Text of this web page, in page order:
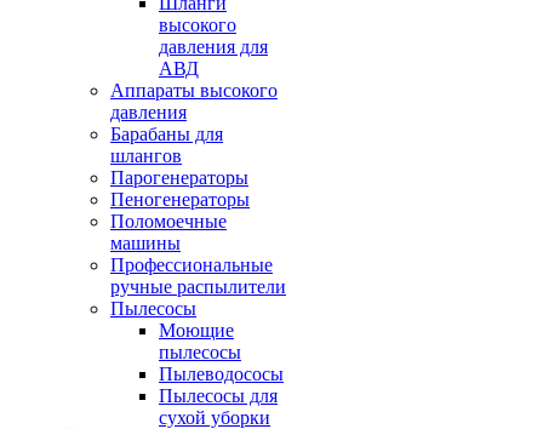
высокого
давления для
АВД
Аппараты высокого
давления
Барабаны для
шлангов
Парогенераторы
Пеногенераторы
Поломоечные
машины
Профессиональные
ручные распылители
Пылесосы
Моющие
пылесосы
Пылеводососы
Пылесосы для
сухой уборки